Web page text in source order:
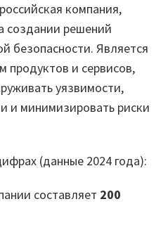
компания,
создании решений
безопасности. Является
продуктов и сервисов,
уязвимости,
и минимизировать риски
(данные 2024 года):
составляет 200